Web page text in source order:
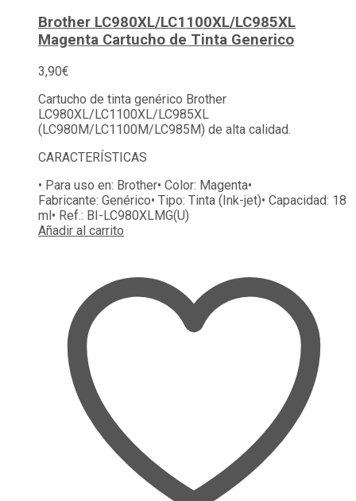
Brother LC980XL/LC1100XL/LC985XL
Magenta Cartucho de Tinta Generico
3,90€
Cartucho de tinta genérico Brother
LC980XL/LC1100XL/LC985XL
(LC980M/LC1100M/LC985M) de alta calidad.
CARACTERÍSTICAS
• Para uso en: Brother• Color: Magenta•
Fabricante: Genérico• Tipo: Tinta (Ink-jet)• Capacidad: 18
ml• Ref.: BI-LC980XLMG(U)
Añadir al carrito